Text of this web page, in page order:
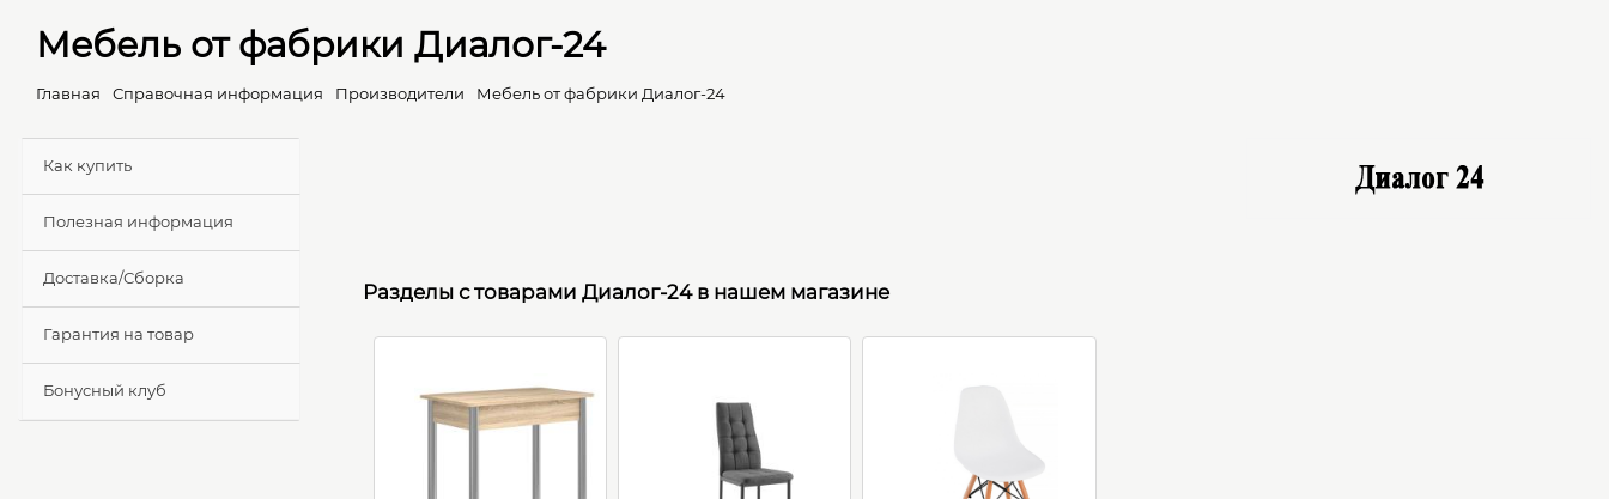
Мебель от фабрики Диалог-24
Главная Справочная информация Производители Мебель от фабрики Диалог-24
Разделы с товарами Диалог-24 в нашем магазине
Как купить
Полезная информация
Доставка/Сборка
Гарантия на товар
Бонусный клуб